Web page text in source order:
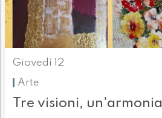
Giovedì 12
Arte
Tre visioni, un'armonia